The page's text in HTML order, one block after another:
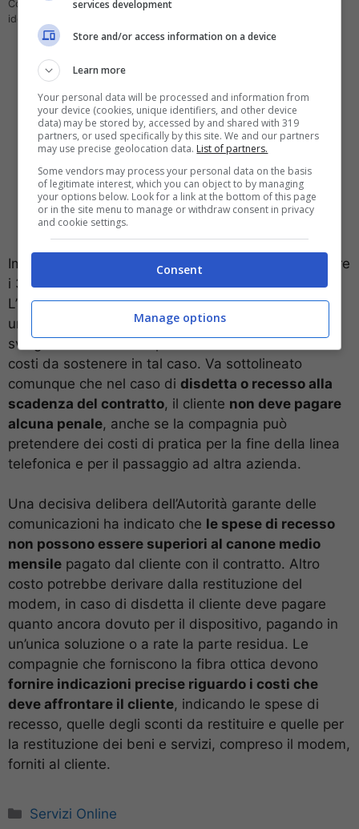
Come agire per disdire l’abbonamento per la fibra ottica – computer-
idea.it
Importante rispettare i tempi di preavviso
, non oltre
i 30 giorni, che indica la compagnia telefonica.
L’azienda deve inoltre fornire al cliente
un’
indicazione chiara dei tempi di attesa
svolgimento di tutta la procedura e deli eventuali
costi da sostenere in tal caso. Va sottolineato
comunque che nel caso di disdetta o recesso alla
scadenza del contratto, il cliente non deve pagare
alcuna penale, anche se la compagnia può
pretendere dei costi di pratica per la fine della linea
telefonica e per il passaggio ad altra azienda.
Una decisiva delibera dell’Autorità garante delle
comunicazioni ha indicato che le spese di recesso
non possono essere superiori al canone medio
mensile pagato dal cliente con il contratto. Altro
costo potrebbe derivare dalla restituzione del
modem, in caso di disdetta il cliente deve pagare
quanto ancora dovuto per il dispositivo, pagando in
un’unica soluzione o a rate la parte residua. Le
compagnie che forniscono la fibra ottica devono
fornire indicazioni precise riguardo i costi che
deve affrontare il cliente, indicando le spese di
recesso, quelle degli sconti da restituire e quelle per
la restituzione dei beni e servizi, compreso il modem,
forniti al cliente.
Categorie
Servizi Online
services development
Store and/or access information on a device
Learn more
Your personal data will be processed and information from
your device (cookies, unique identifiers, and other device
data) may be stored by, accessed by and shared with 319
partners, or used specifically by this site. We and our partners
may use precise geolocation data. List of partners.
Some vendors may process your personal data on the basis
of legitimate interest, which you can object to by managing
your options below. Look for a link at the bottom of this page
or in the site menu to manage or withdraw consent in privacy
and cookie settings.
Consent
Manage options